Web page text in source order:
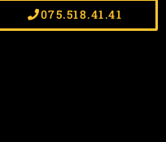
075.518.41.41